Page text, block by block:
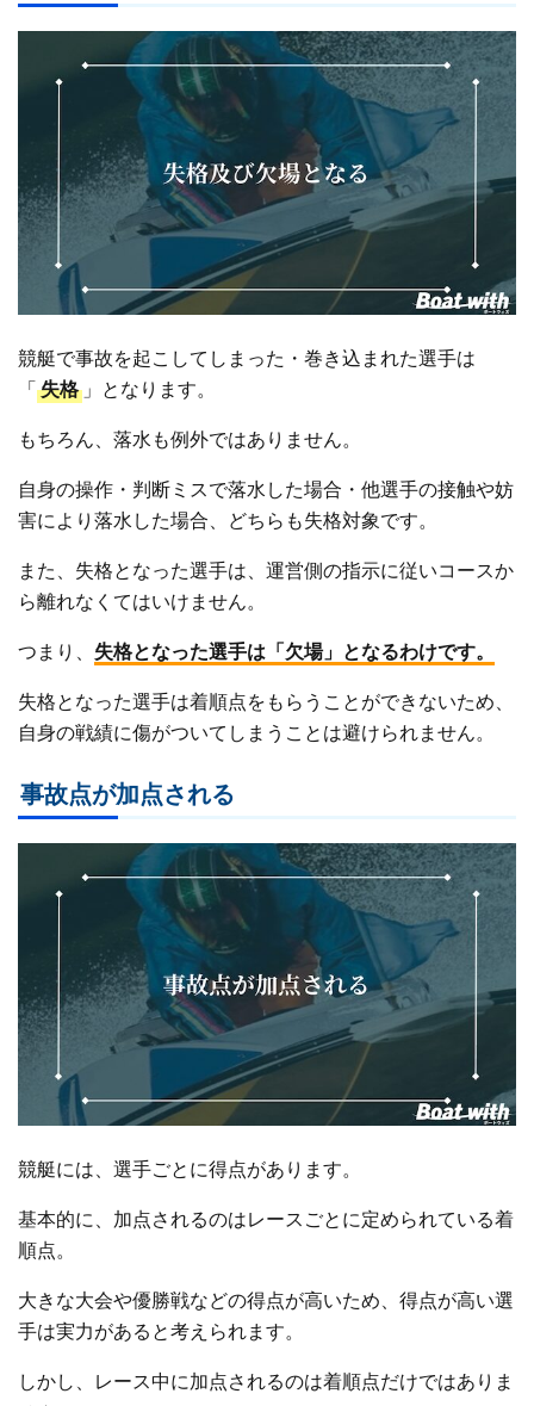
競艇で事故を起こしてしまった・巻き込まれた選手は
「失格 」となります。
もちろん、落水も例外ではありません。
自身の操作・判断ミスで落水した場合・他選手の接触や妨
害により落水した場合、どちらも失格対象です。
また、失格となった選手は、運営側の指示に従いコースか
ら離れなくてはいけません。
つまり、 失格となった選手は「欠場」となるわけです。
失格となった選手は着順点をもらうことができないため、
自身の戦績に傷がついてしまうことは避けられません。
事故点が加点される
競艇には、選手ごとに得点があります。
基本的に、加点されるのはレースごとに定められている着
順点。
大きな大会や優勝戦などの得点が高いため、得点が高い選
手は実力があると考えられます。
しかし、レース中に加点されるのは着順点だけではありま